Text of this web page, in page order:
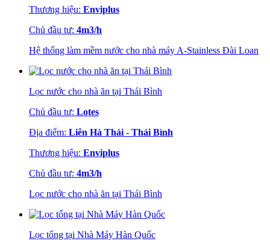
Thương hiệu: Enviplus
Chủ đầu tư: 4m3/h
Hệ thống làm mềm nước cho nhà máy A-Stainless Đài Loan
Lọc nước cho nhà ăn tại Thái Bình
Chủ đầu tư: Lotes
Địa điểm: Liên Hà Thái - Thái Bình
Thương hiệu: Enviplus
Chủ đầu tư: 4m3/h
Lọc nước cho nhà ăn tại Thái Bình
Lọc tổng tại Nhà Máy Hàn Quốc